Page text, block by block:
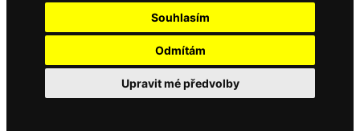
Souhlasím
Odmítám
Upravit mé předvolby